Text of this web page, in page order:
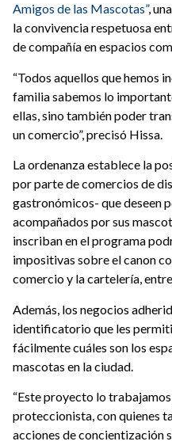
Amigos de las Mascotas”,
la convivencia respetuosa
de compañía en espacios
“Todos aquellos que hemos
familia sabemos lo
ellas, sino también poder
un comercio”, precisó Hissa.
La ordenanza establece la
por parte de comercios de
gastronómicos- que deseen
acompañados por sus
inscriban en el programa
impositivas sobre el canon
comercio y la cartelería,
Además, los negocios
identificatorio que les
fácilmente cuáles son los
mascotas en la ciudad.
“Este proyecto lo
proteccionista, con quienes
acciones de concientización